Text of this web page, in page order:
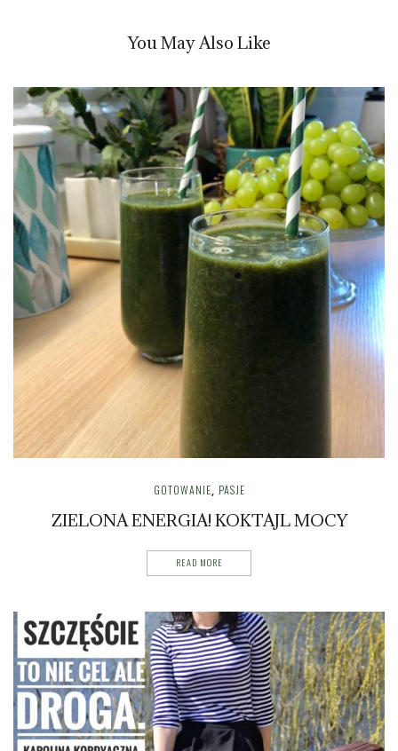
You May Also Like
GOTOWANIE, PASJE
ZIELONA ENERGIA! KOKTAJL MOCY
READ MORE